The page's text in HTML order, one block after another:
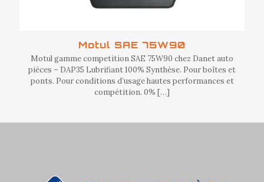
Motul SAE 75W90
Motul gamme competition SAE 75W90 chez Danet auto
pièces – DAP35 Lubrifiant 100% Synthèse. Pour boîtes et
ponts. Pour conditions d’usage hautes performances et
compétition. 0% […]